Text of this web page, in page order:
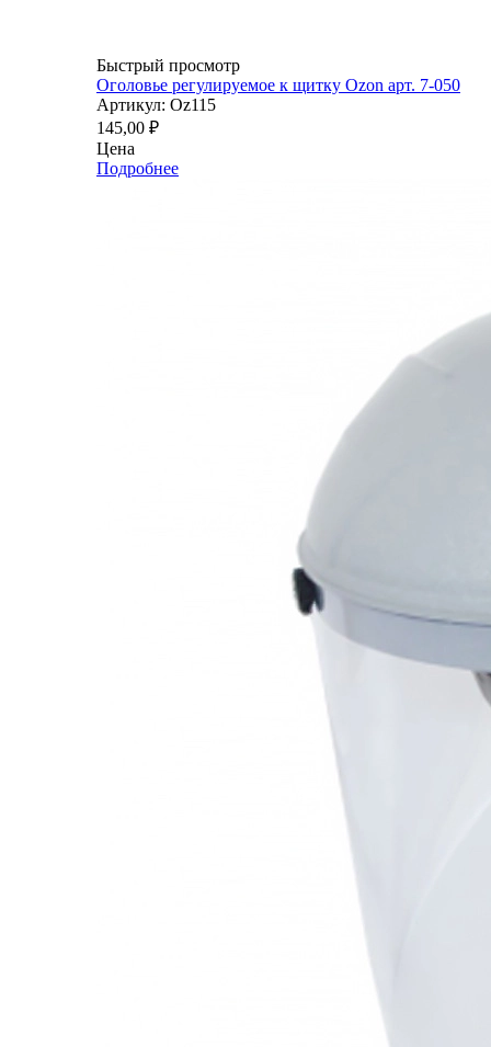
Быстрый просмотр
Оголовье регулируемое к щитку Ozon арт. 7-050
Артикул: Oz115
145,00 ₽
Цена
Подробнее